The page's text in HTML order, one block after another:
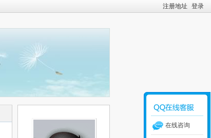
注册地址 登录
在线咨询